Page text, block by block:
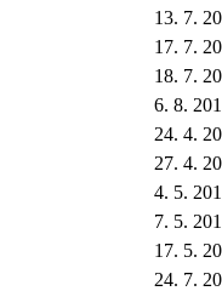
13. 7.
17. 7.
18. 7.
6. 8.
24. 4.
27. 4.
4. 5.
7. 5.
17. 5.
24. 7.